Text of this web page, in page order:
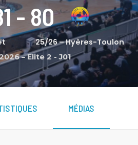
- 80
25/26 – Hyères-Toulon
– Elite 2 -J01
MÉDIAS